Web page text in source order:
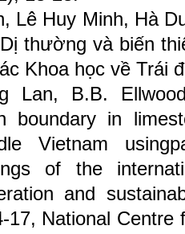
Lê Huy Minh, Hà
thường và biến
Khoa học về Trái
Lan, B.B.
boundary in
Vietnam
of the
and
17, National Centre